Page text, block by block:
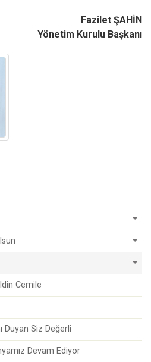
Fazilet ŞAHİN
Yönetim Kurulu Başkanı
Cemile
Duyan Siz Değerli
Devam Ediyor